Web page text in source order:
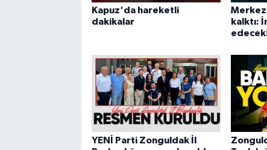
Kapuz'da hareketli
dakikalar
Merkez
kalktı:
YENİ Parti Zonguldak İl